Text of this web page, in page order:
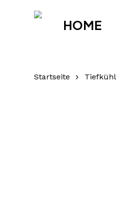
HOME
Startseite Tiefkühl